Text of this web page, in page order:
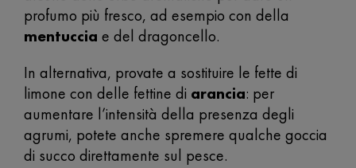
profumo più fresco, ad esempio con della
mentuccia e del dragoncello.
In alternativa, provate a sostituire le fette di
limone con delle fettine di arancia: per
aumentare l’intensità della presenza degli
agrumi, potete anche spremere qualche goccia
di succo direttamente sul pesce.